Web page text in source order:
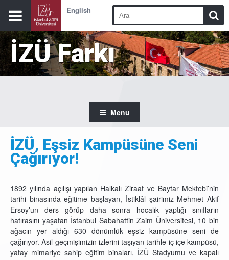
English
İZÜ Farkı
Menu
İZÜ, Eşsiz Kampüsüne Seni
Çağırıyor!
1892 yılında açılışı yapılan Halkalı Ziraat ve Baytar Mektebi’nin
tarihi binasında eğitime başlayan, İstiklâl şairimiz Mehmet Akif
Ersoy'un ders görüp daha sonra hocalık yaptığı sınıfların
hatırasını yaşatan İstanbul Sabahattin Zaim Üniversitesi, 10 bin
ağacın yer aldığı 630 dönümlük eşsiz kampüsüne seni de
çağırıyor. Asil geçmişimizin izlerini taşıyan tarihle iç içe kampüsü,
yatay mimariye sahip eğitim binaları, İZÜ Stadyumu ve kapalı